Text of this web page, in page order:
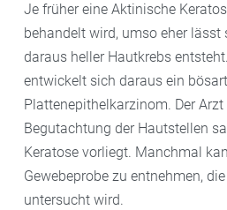
Je früher eine Aktinische
behandelt wird, umso eher lässt
daraus heller Hautkrebs
entwickelt sich daraus ein
Plattenepithelkarzinom. Der
Begutachtung der Hautstellen
Keratose vorliegt. Manchmal
Gewebeprobe zu entnehmen,
untersucht wird.